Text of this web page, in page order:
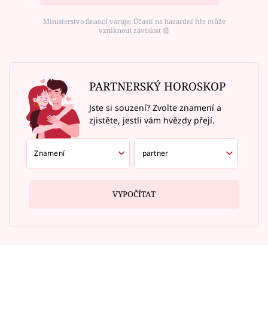
Ministerstvo financí varuje: Účastí na hazardní hře může
vzniknout závislost ⑱
PARTNERSKÝ HOROSKOP
Jste si souzení? Zvolte znamení a
zjistěte, jestli vám hvězdy přejí.
VYPOČÍTAT